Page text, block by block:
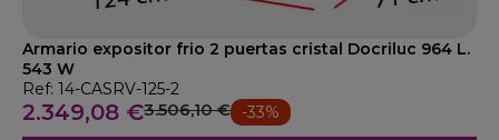
Armario expositor frio 2 puertas cristal Docriluc 964 L.
543 W
Ref: 14-CASRV-125-2
2.349,08 €3.506,10 € -33%